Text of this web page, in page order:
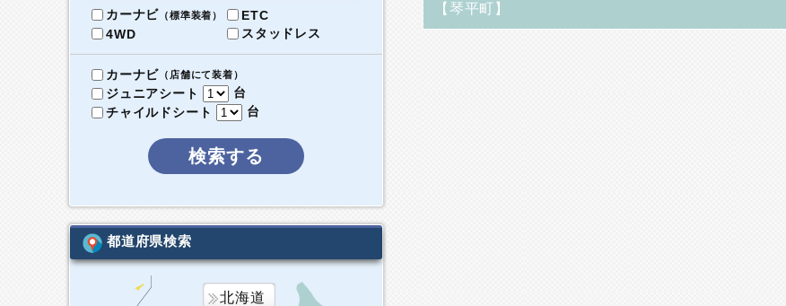
カーナビ （標準装着）
ETC
4WD
スタッドレス
カーナビ （店舗にて装着）
ジュニアシート
台
チャイルドシート
台
検索する
都道府県検索
北海道
【琴平町】